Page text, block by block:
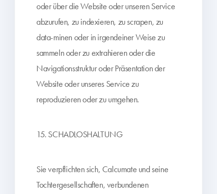
oder über die Website oder unseren Service
abzurufen, zu indexieren, zu scrapen, zu
data-minen oder in irgendeiner Weise zu
sammeln oder zu extrahieren oder die
Navigationsstruktur oder Präsentation der
Website oder unseres Service zu
reproduzieren oder zu umgehen.
15. SCHADLOSHALTUNG
Sie verpflichten sich, Calcumate und seine
Tochtergesellschaften, verbundenen